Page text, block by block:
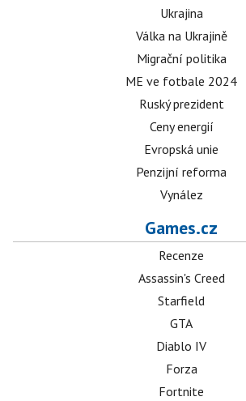
Ukrajina
Válka na Ukrajině
Migrační politika
ME ve fotbale 2024
Ruský prezident
Ceny energií
Evropská unie
Penzijní reforma
Vynález
Games.cz
Recenze
Assassin's Creed
Starfield
GTA
Diablo IV
Forza
Fortnite